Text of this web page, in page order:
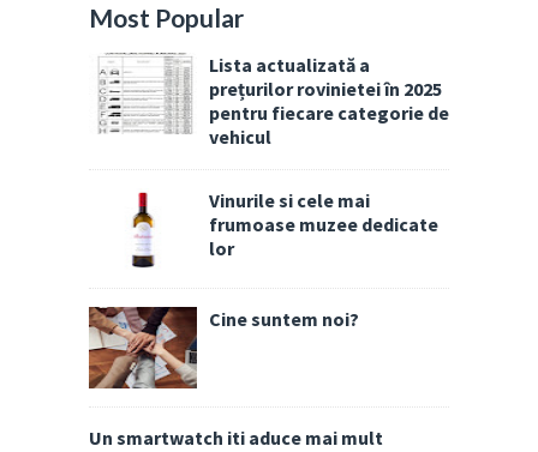
Most Popular
Lista actualizată a
prețurilor rovinietei în 2025
pentru fiecare categorie de
vehicul
Vinurile si cele mai
frumoase muzee dedicate
lor
Cine suntem noi?
Un smartwatch iti aduce mai mult